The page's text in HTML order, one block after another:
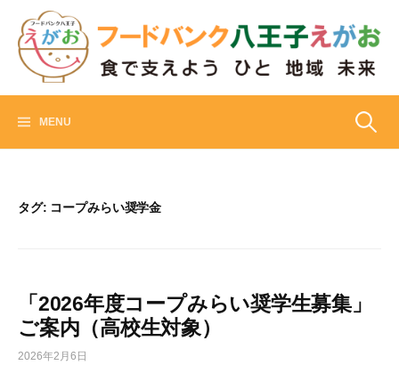
content
MENU 検
タグ: コープみらい奨学金
「2026年度コープみらい奨学生募集」
ご案内（高校生対象）
2026年2月6日